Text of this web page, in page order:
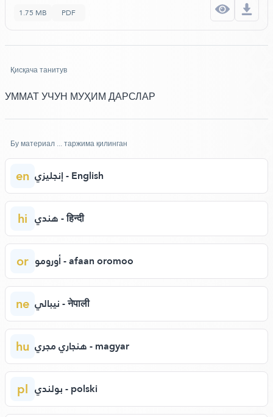
1.75 MB PDF
Қисқача танитув
УММАТ УЧУН МУҲИМ ДАРСЛАР
Бу материал ... таржима қилинган
en إنجليزي - English
hi هندي - हिन्दी
or أورومو - afaan oromoo
ne نيبالي - नेपाली
hu هنجاري مجري - magyar
pl بولندي - polski